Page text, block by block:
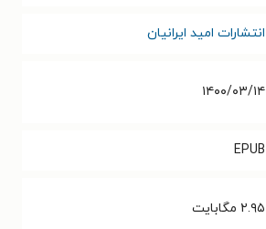
انتشارات امید ایرانیان
۱۴۰۰/۰۳/۱۴
EPUB
۲.۹۵ مگابایت